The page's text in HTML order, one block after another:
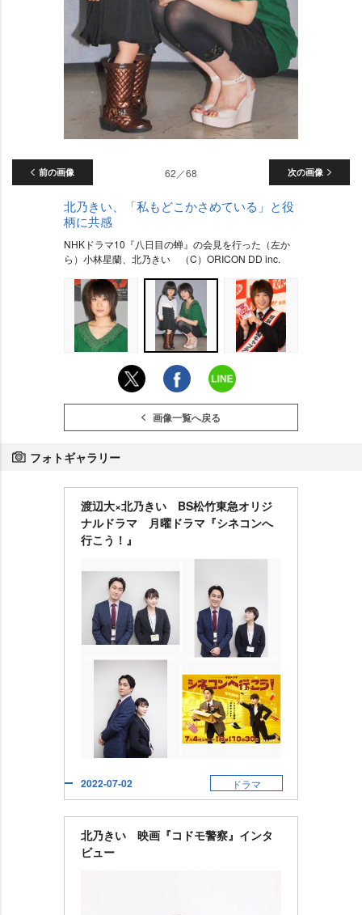
前の画像 次の画像
62／68
北乃きい、「私もどこかさめている」と役
柄に共感
NHKドラマ10『八日目の蝉』の会見を行った（左か
ら）小林星蘭、北乃きい （C）ORICON DD inc.
画像一覧へ戻る
フォトギャラリー
渡辺大×北乃きい BS松竹東急オリジ
ナルドラマ 月曜ドラマ『シネコンへ
行こう！』
2022-07-02 ドラマ
北乃きい 映画『コドモ警察』インタ
ビュー